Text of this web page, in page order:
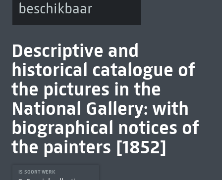
beschikbaar
Descriptive and
historical catalogue of
the pictures in the
National Gallery: with
biographical notices of
the painters [1852]
IS SOORT WERK